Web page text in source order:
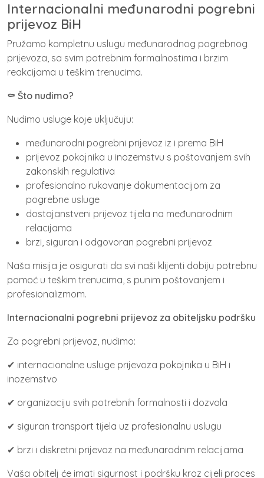
Internacionalni međunarodni pogrebni
prijevoz BiH
Pružamo kompletnu uslugu međunarodnog pogrebnog
prijevoza, sa svim potrebnim formalnostima i brzim
reakcijama u teškim trenucima.
⚰️ Što nudimo?
Nudimo usluge koje uključuju:
međunarodni pogrebni prijevoz iz i prema BiH
prijevoz pokojnika u inozemstvu s poštovanjem svih
zakonskih regulativa
profesionalno rukovanje dokumentacijom za
pogrebne usluge
dostojanstveni prijevoz tijela na međunarodnim
relacijama
brzi, siguran i odgovoran pogrebni prijevoz
Naša misija je osigurati da svi naši klijenti dobiju potrebnu
pomoć u teškim trenucima, s punim poštovanjem i
profesionalizmom.
Internacionalni pogrebni prijevoz za obiteljsku podršku
Za pogrebni prijevoz, nudimo:
✔ internacionalne usluge prijevoza pokojnika u BiH i
inozemstvo
✔ organizaciju svih potrebnih formalnosti i dozvola
✔ siguran transport tijela uz profesionalnu uslugu
✔ brzi i diskretni prijevoz na međunarodnim relacijama
Vaša obitelj će imati sigurnost i podršku kroz cijeli proces